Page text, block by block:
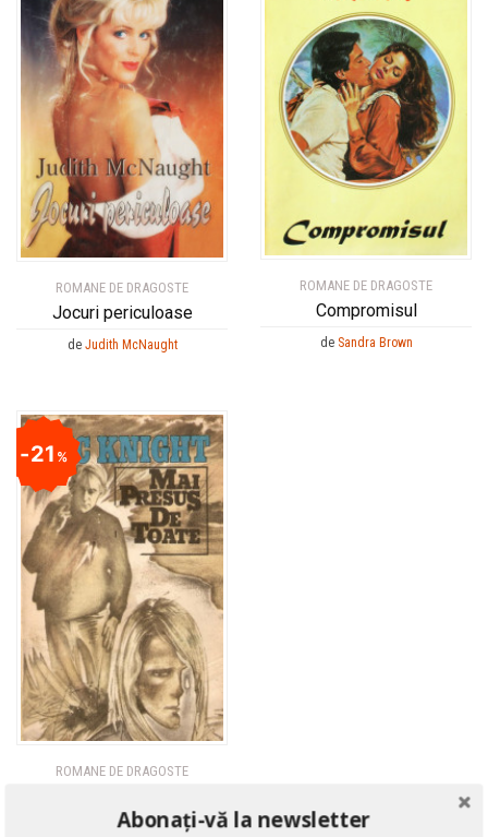
ROMANE DE DRAGOSTE
Jocuri periculoase
de Judith McNaught
ROMANE DE DRAGOSTE
Compromisul
de Sandra Brown
ROMANE DE DRAGOSTE
21%
Eric Knight
Abonați-vă la newsletter